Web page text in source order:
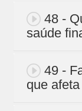
48 -
saúde
49 -
que